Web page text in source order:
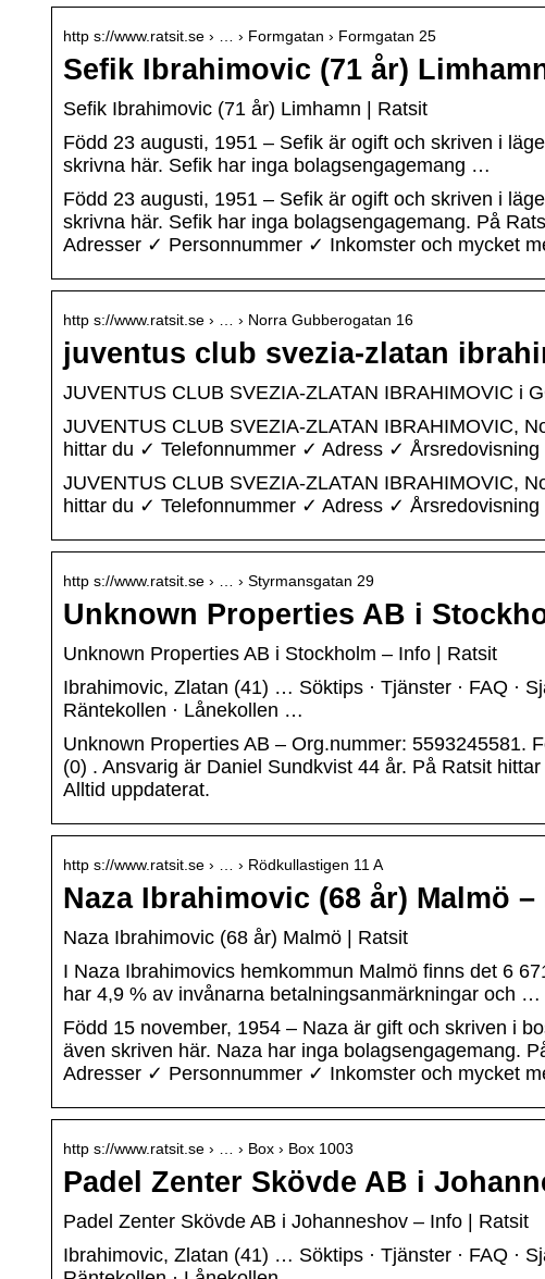
http s://www.ratsit.se › … › Formgatan › Formgatan 25
Sefik Ibrahimovic (71 år)
Sefik Ibrahimovic (71 år) Limhamn | Ratsit
Född 23 augusti, 1951 – Sefik är ogift och skriven i
skrivna här. Sefik har inga bolagsengagemang …
Född 23 augusti, 1951 – Sefik är ogift och skriven i
skrivna här. Sefik har inga bolagsengagemang. På
Adresser ✓ Personnummer ✓ Inkomster och mycket
http s://www.ratsit.se › … › Norra Gubberogatan 16
juventus club svezia-zlatan
JUVENTUS CLUB SVEZIA-ZLATAN IBRAHIMOVIC i
JUVENTUS CLUB SVEZIA-ZLATAN IBRAHIMOVIC,
hittar du ✓ Telefonnummer ✓ Adress ✓
JUVENTUS CLUB SVEZIA-ZLATAN IBRAHIMOVIC,
hittar du ✓ Telefonnummer ✓ Adress ✓ Årsredovisning
http s://www.ratsit.se › … › Styrmansgatan 29
Unknown Properties AB i
Unknown Properties AB i Stockholm – Info | Ratsit
Ibrahimovic, Zlatan (41) … Söktips · Tjänster · FAQ ·
Räntekollen · Lånekollen …
Unknown Properties AB – Org.nummer: 5593245581.
(0) . Ansvarig är Daniel Sundkvist 44 år. På Ratsit
Alltid uppdaterat.
http s://www.ratsit.se › … › Rödkullastigen 11 A
Naza Ibrahimovic (68 år) Malmö
Naza Ibrahimovic (68 år) Malmö | Ratsit
I Naza Ibrahimovics hemkommun Malmö finns det 6
har 4,9 % av invånarna betalningsanmärkningar och …
Född 15 november, 1954 – Naza är gift och skriven i
även skriven här. Naza har inga bolagsengagemang.
Adresser ✓ Personnummer ✓ Inkomster och mycket
http s://www.ratsit.se › … › Box › Box 1003
Padel Zenter Skövde AB i
Padel Zenter Skövde AB i Johanneshov – Info | Ratsit
Ibrahimovic, Zlatan (41) … Söktips · Tjänster · FAQ ·